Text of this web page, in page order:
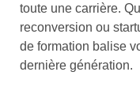
toute une carrière.
reconversion ou
de formation balise
dernière génération.